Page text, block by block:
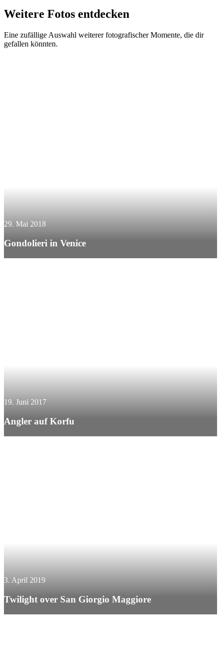
Weitere Fotos entdecken
Eine zufällige Auswahl weiterer fotografischer Momente, die dir
gefallen könnten.
29. Mai 2018
Gondolieri in Venice
19. Juni 2017
Angler auf Korfu
3. April 2019
Twilight over San Giorgio Maggiore